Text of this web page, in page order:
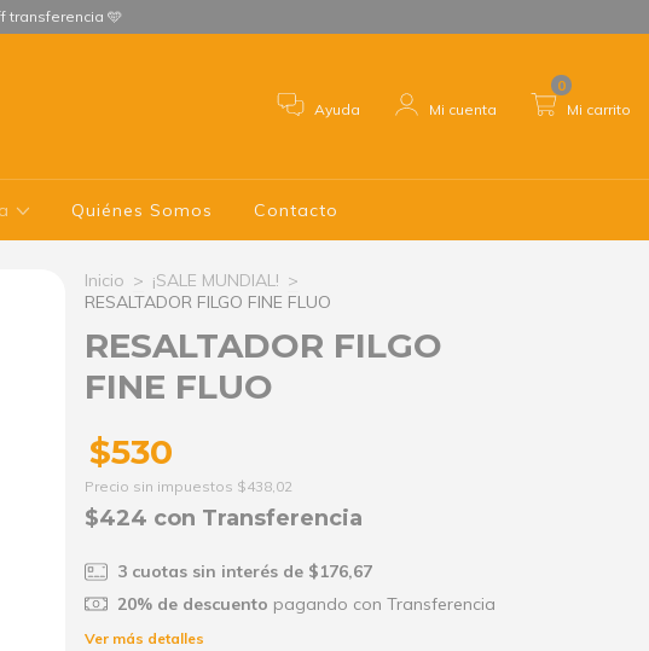
transferencia 🩵
Ayuda Mi cuenta Mi carrito
0
Quiénes Somos Contacto
Inicio > ¡SALE MUNDIAL! >
RESALTADOR FILGO FINE FLUO
RESALTADOR FILGO
FINE FLUO
$530
Precio sin impuestos $438,02
$424 con Transferencia
3 cuotas sin interés de $176,67
20% de descuento pagando con Transferencia
Ver más detalles